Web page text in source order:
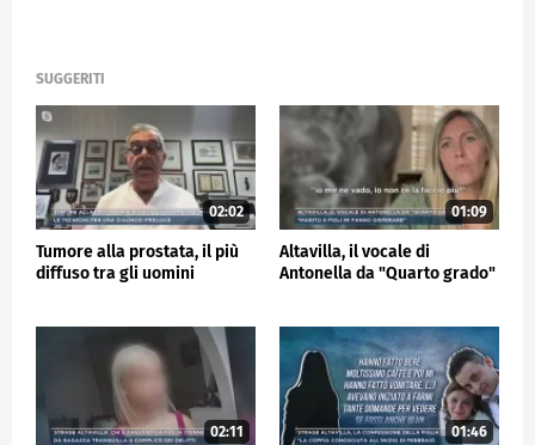
SUGGERITI
02:02
Tumore alla prostata, il più
diffuso tra gli uomini
01:09
Altavilla, il vocale di
Antonella da "Quarto grado"
02:11 01:46